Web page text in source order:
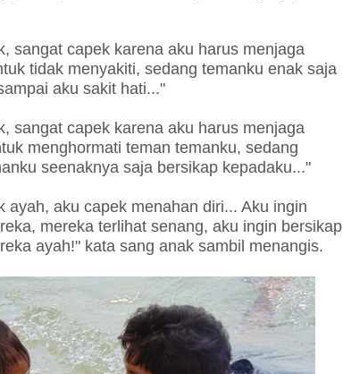
sangat capek karena aku harus menjaga
tidak menyakiti, sedang temanku enak saja
aku sakit hati..."
sangat capek karena aku harus menjaga
menghormati teman temanku, sedang
seenaknya saja bersikap kepadaku..."
ayah, aku capek menahan diri... Aku ingin
mereka terlihat senang, aku ingin bersikap
ayah!" kata sang anak sambil menangis.